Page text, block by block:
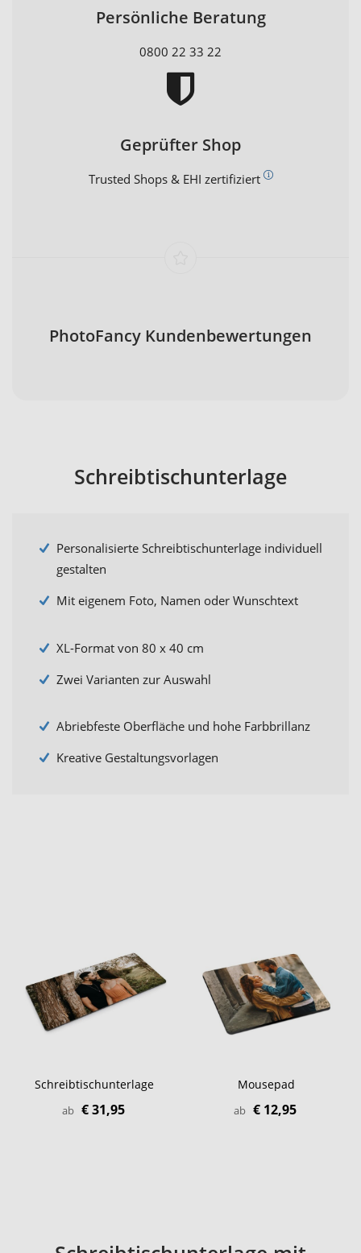
Persönliche Beratung
0800 22 33 22
Geprüfter Shop
Trusted Shops & EHI zertifiziert
PhotoFancy Kundenbewertungen
Schreibtischunterlage
Personalisierte Schreibtischunterlage individuell
gestalten
Mit eigenem Foto, Namen oder Wunschtext
XL-Format von 80 x 40 cm
Zwei Varianten zur Auswahl
Abriebfeste Oberfläche und hohe Farbbrillanz
Kreative Gestaltungsvorlagen
Schreibtischunterlage
ab € 31,95
Mousepad
ab € 12,95